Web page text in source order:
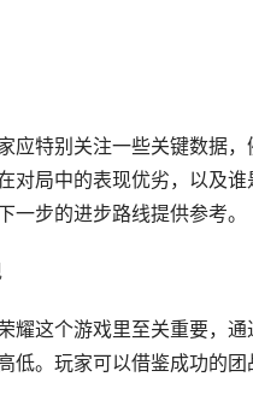
应特别关注一些关键数据
对局中的表现优劣，以及
一步的进步路线提供参考。
耀这个游戏里至关重要，
低。玩家可以借鉴成功的